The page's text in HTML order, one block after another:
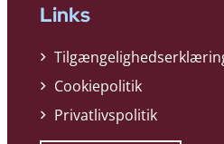
Links
Cookiepolitik
Privatlivspolitik